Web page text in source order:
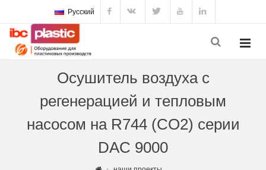
Русский
Осушитель воздуха с
регенерацией и тепловым
насосом на R744 (CO2) серии
DAC 9000